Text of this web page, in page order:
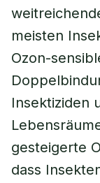
meisten
Ozon-
Insektiziden
gesteigerte
dass